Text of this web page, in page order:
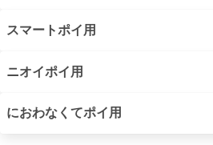
スマートポイ用
ニオイポイ用
におわなくてポイ用